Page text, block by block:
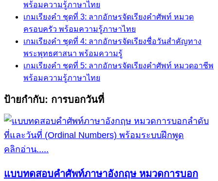
พร้อมความรู้ภาษาไทย
เกมเรียงคำ ชุดที่ 3: ลากอักษรจัดเรียงคำศัพท์ หมวด
ครอบครัว พร้อมความรู้ภาษาไทย
เกมเรียงคำ ชุดที่ 4: ลากอักษรจัดเรียงชื่อวันสำคัญทาง
พระพุทธศาสนา พร้อมความรู้
เกมเรียงคำ ชุดที่ 5: ลากอักษรจัดเรียงคำศัพท์ หมวดอาชีพ
พร้อมความรู้ภาษาไทย
ป้ายกำกับ: การบอกวันที่
คลิกอ่าน.....
แบบทดสอบคำศัพท์ภาษาอังกฤษ หมวดการบอก